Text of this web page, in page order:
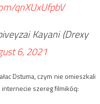
qnXUxUfpbV
Kayani (Drexy
6, 2021
Dstuma, czym nie omieszkali
szereg filmikóq: